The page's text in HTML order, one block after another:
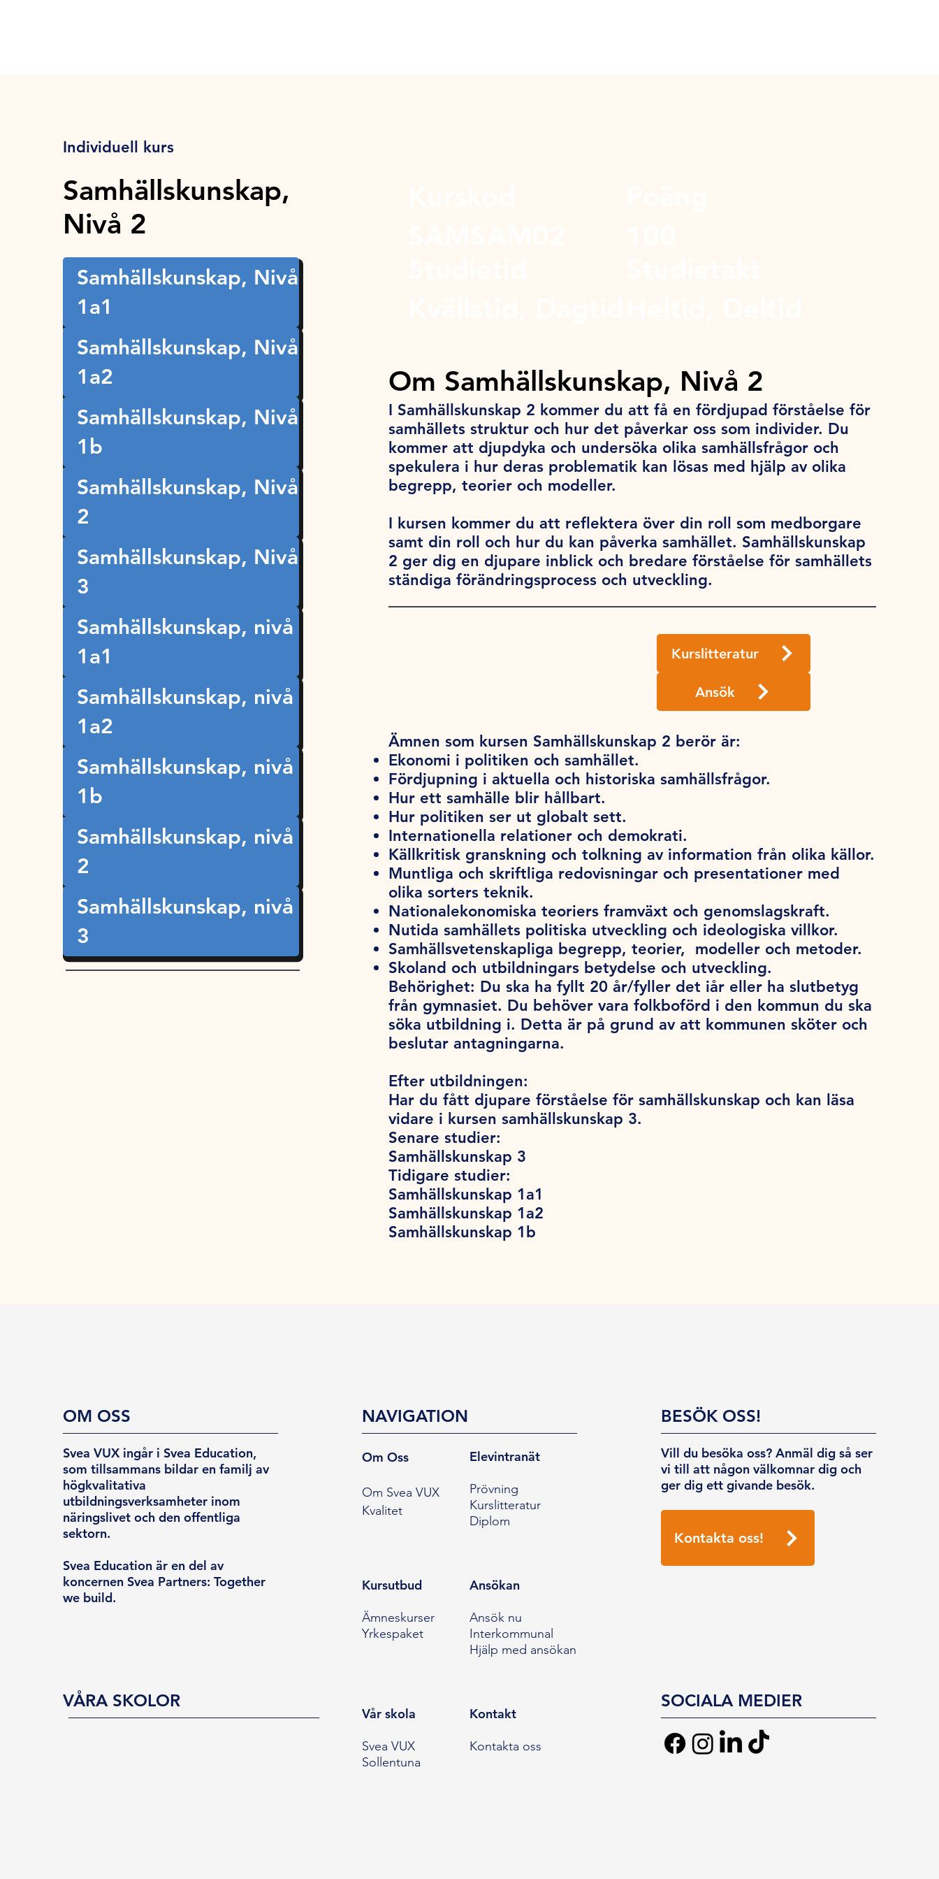
Individuell kurs
Samhällskunskap,
Nivå 2
Samhällskunskap, Nivå
1a1
Samhällskunskap, Nivå
1a2
Samhällskunskap, Nivå
1b
Samhällskunskap, Nivå
2
Samhällskunskap, Nivå
3
Samhällskunskap, nivå
1a1
Samhällskunskap, nivå
1a2
Samhällskunskap, nivå
1b
Samhällskunskap, nivå
2
Samhällskunskap, nivå
3
Om Samhällskunskap, Nivå 2
I Samhällskunskap 2 kommer du att få en fördjupad förståelse för
samhällets struktur och hur det påverkar oss som individer. Du
kommer att djupdyka och undersöka olika samhällsfrågor och
spekulera i hur deras problematik kan lösas med hjälp av olika
begrepp, teorier och modeller.
I kursen kommer du att reflektera över din roll som medborgare
samt din roll och hur du kan påverka samhället. Samhällskunskap
2 ger dig en djupare inblick och bredare förståelse för samhällets
ständiga förändringsprocess och utveckling.
Kurslitteratur
Ansök
Ämnen som kursen Samhällskunskap 2 berör är:
Ekonomi i politiken och samhället.
Fördjupning i aktuella och historiska samhällsfrågor.
Hur ett samhälle blir hållbart.
Hur politiken ser ut globalt sett.
Internationella relationer och demokrati.
Källkritisk granskning och tolkning av information från olika källor.
Muntliga och skriftliga redovisningar och presentationer med
olika sorters teknik.
Nationalekonomiska teoriers framväxt och genomslagskraft.
Nutida samhällets politiska utveckling och ideologiska villkor.
Samhällsvetenskapliga begrepp, teorier, modeller och metoder.
Skoland och utbildningars betydelse och utveckling.
Behörighet: Du ska ha fyllt 20 år/fyller det iår eller ha slutbetyg
från gymnasiet. Du behöver vara folkboförd i den kommun du ska
söka utbildning i. Detta är på grund av att kommunen sköter och
beslutar antagningarna.
Efter utbildningen:
Har du fått djupare förståelse för samhällskunskap och kan läsa
vidare i kursen samhällskunskap 3.
Senare studier:
Samhällskunskap 3
Tidigare studier:
Samhällskunskap 1a1
Samhällskunskap 1a2
Samhällskunskap 1b
OM OSS
Svea VUX ingår i Svea Education,
som tillsammans bildar en familj av
högkvalitativa
utbildningsverksamheter inom
näringslivet och den offentliga
sektorn.
Svea Education är en del av
koncernen Svea Partners: Together
we build.
VÅRA SKOLOR
NAVIGATION
Om Oss
Om Svea VUX
Kvalitet
Elevintranät
Prövning
Kurslitteratur
Diplom
Kursutbud
Ämneskurser
Yrkespaket
Ansökan
Ansök nu
Interkommunal
Hjälp med ansökan
Vår skola
Svea VUX
Sollentuna
Kontakt
Kontakta oss
BESÖK OSS!
Vill du besöka oss? Anmäl dig så ser
vi till att någon välkomnar dig och
ger dig ett givande besök.
Kontakta oss!
SOCIALA MEDIER